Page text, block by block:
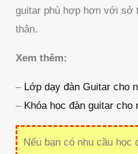
guitar phù hợp hơn với sở
thân.
Xem thêm:
– Lớp dạy đàn Guitar cho
– Khóa học đàn guitar
Nếu bạn có nhu cầu học